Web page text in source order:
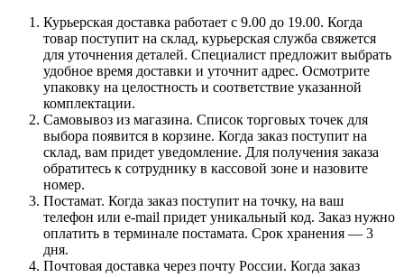
Курьерская доставка работает с 9.00 до 19.00. Когда
товар поступит на склад, курьерская служба свяжется
для уточнения деталей. Специалист предложит выбрать
удобное время доставки и уточнит адрес. Осмотрите
упаковку на целостность и соответствие указанной
комплектации.
Самовывоз из магазина. Список торговых точек для
выбора появится в корзине. Когда заказ поступит на
склад, вам придет уведомление. Для получения заказа
обратитесь к сотруднику в кассовой зоне и назовите
номер.
Постамат. Когда заказ поступит на точку, на ваш
телефон или e-mail придет уникальный код. Заказ нужно
оплатить в терминале постамата. Срок хранения — 3
дня.
Почтовая доставка через почту России. Когда заказ